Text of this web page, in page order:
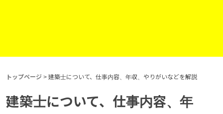
トップページ > 建築士について、仕事内容、年収、やりがいなどを解説
建築士について、仕事内容、年